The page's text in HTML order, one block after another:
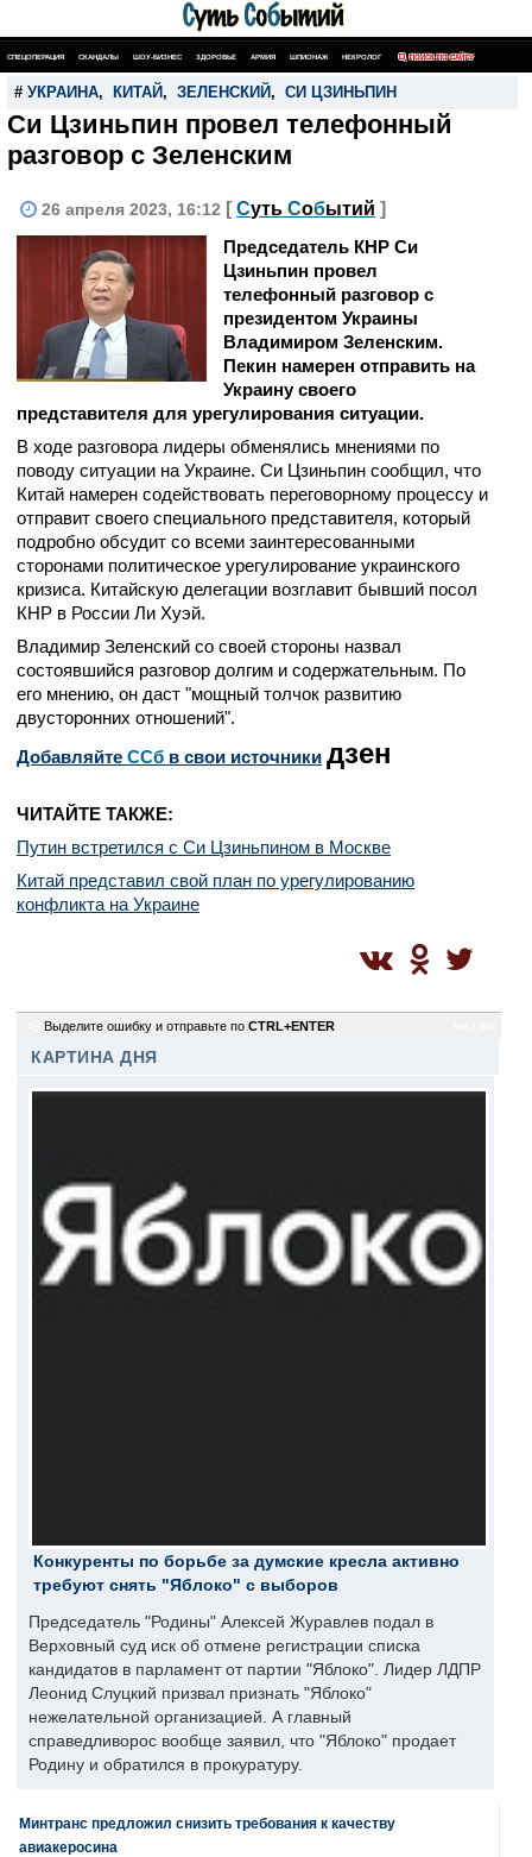
СПЕЦОПЕРАЦИЯ СКАНДАЛЫ ШОУ-БИЗНЕС ЗДОРОВЬЕ АРМИЯ ШПИОНАЖ НЕКРОЛОГ ПОИСК ПО САЙТУ
# УКРАИНА, КИТАЙ , ЗЕЛЕНСКИЙ , СИ ЦЗИНЬПИН
Си Цзиньпин провел телефонный
разговор с Зеленским
26 апреля 2023, 16:12 [ Суть Событий ]
Председатель КНР Си
Цзиньпин провел
телефонный разговор с
президентом Украины
Владимиром Зеленским.
Пекин намерен отправить на
Украину своего
представителя для урегулирования ситуации.
В ходе разговора лидеры обменялись мнениями по
поводу ситуации на Украине. Си Цзиньпин сообщил, что
Китай намерен содействовать переговорному процессу и
отправит своего специального представителя, который
подробно обсудит со всеми заинтересованными
сторонами политическое урегулирование украинского
кризиса. Китайскую делегации возглавит бывший посол
КНР в России Ли Хуэй.
Владимир Зеленский со своей стороны назвал
состоявшийся разговор долгим и содержательным. По
его мнению, он даст "мощный толчок развитию
двусторонних отношений".
Добавляйте CСб в свои источники дзен
ЧИТАЙТЕ ТАКЖЕ:
Путин встретился с Си Цзиньпином в Москве
Китай представил свой план по урегулированию
конфликта на Украине
Выделите ошибку и отправьте по CTRL+ENTER
КАРТИНА ДНЯ
Конкуренты по борьбе за думские кресла активно
требуют снять "Яблоко" с выборов
Председатель "Родины" Алексей Журавлев подал в
Верховный суд иск об отмене регистрации списка
кандидатов в парламент от партии "Яблоко". Лидер ЛДПР
Леонид Слуцкий призвал признать "Яблоко"
нежелательной организацией. А главный
справедливорос вообще заявил, что "Яблоко" продает
Родину и обратился в прокуратуру.
Минтранс предложил снизить требования к качеству
авиакеросина